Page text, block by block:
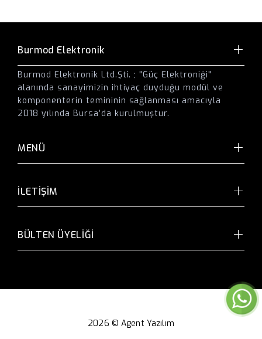
Burmod Elektronik
Burmod Elektronik Ltd.Şti. ; "Güç Elektroniği"
alanında sanayimizin ihtiyaç duyduğu modül ve
komponenterin temininin sağlanması amacıyla
2018 yılında Bursa’da kurulmuştur.
MENÜ
İLETİŞİM
BÜLTEN ÜYELİĞİ
2026 ©Agent Yazılım